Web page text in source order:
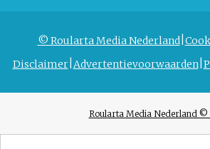
© Roularta Media Nederland
Disclaimer Advertentievoorwaarden
Roularta Media Nederland ©